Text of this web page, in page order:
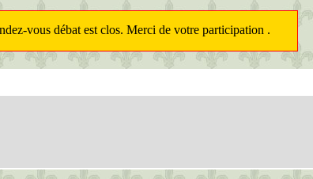
vous débat est clos. Merci de votre participation .